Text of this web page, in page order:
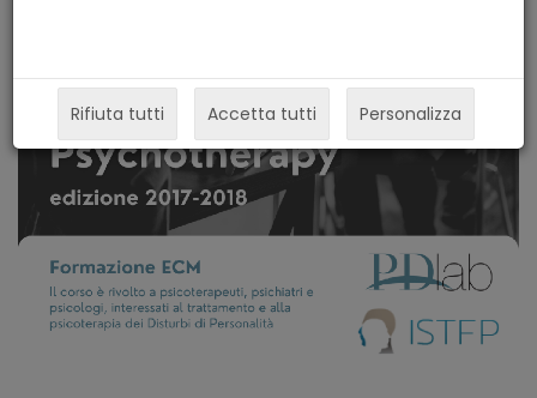
Rifiuta tutti Accetta tutti Personalizza